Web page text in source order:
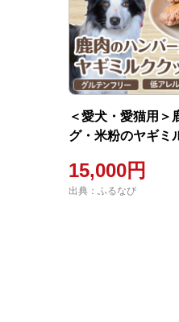
＜愛犬・愛猫用＞
グ・米粉のヤギミ
ットフード ヤギミ
ーグ おやつ クッキ
15,000円
出典：ふるなび